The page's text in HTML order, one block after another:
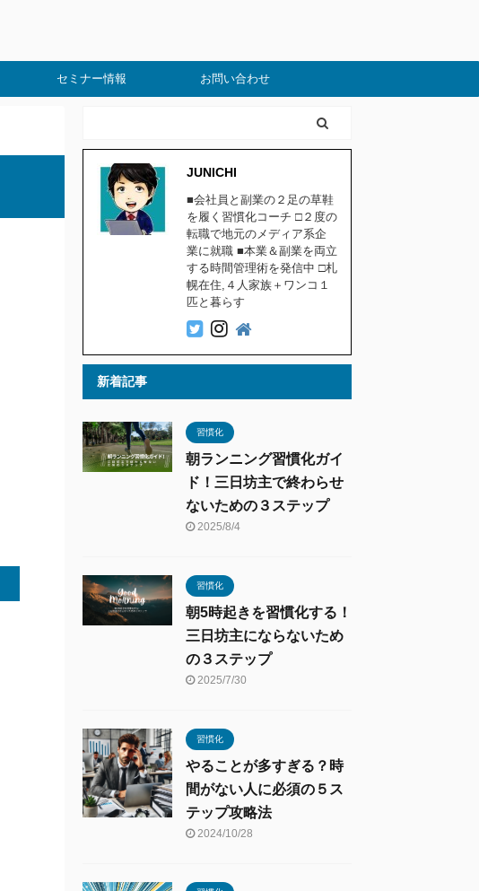
セミナー情報 お問い合わせ
JUNICHI
■会社員と副業の２足の草鞋
を履く習慣化コーチ □２度の
転職で地元のメディア系企
業に就職 ■本業＆副業を両立
する時間管理術を発信中 □札
幌在住,４人家族＋ワンコ１
匹と暮らす
新着記事
習慣化
朝ランニング習慣化ガイ
ド！三日坊主で終わらせ
ないための３ステップ
2025/8/4
習慣化
朝5時起きを習慣化する！
三日坊主にならないため
の３ステップ
2025/7/30
習慣化
やることが多すぎる？時
間がない人に必須の５ス
テップ攻略法
2024/10/28